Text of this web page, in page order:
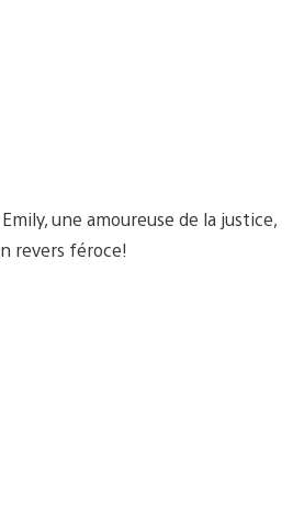
une amoureuse de la justice,
revers féroce!